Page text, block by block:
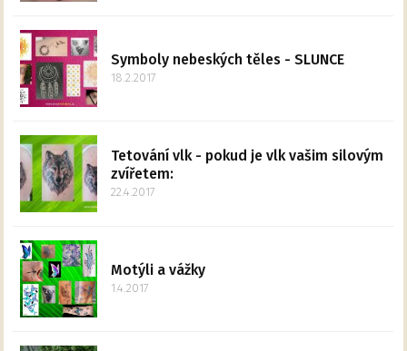
Symboly nebeských těles - SLUNCE
18.2.2017
Tetování vlk - pokud je vlk vašim silovým
zvířetem:
22.4.2017
Motýli a vážky
1.4.2017